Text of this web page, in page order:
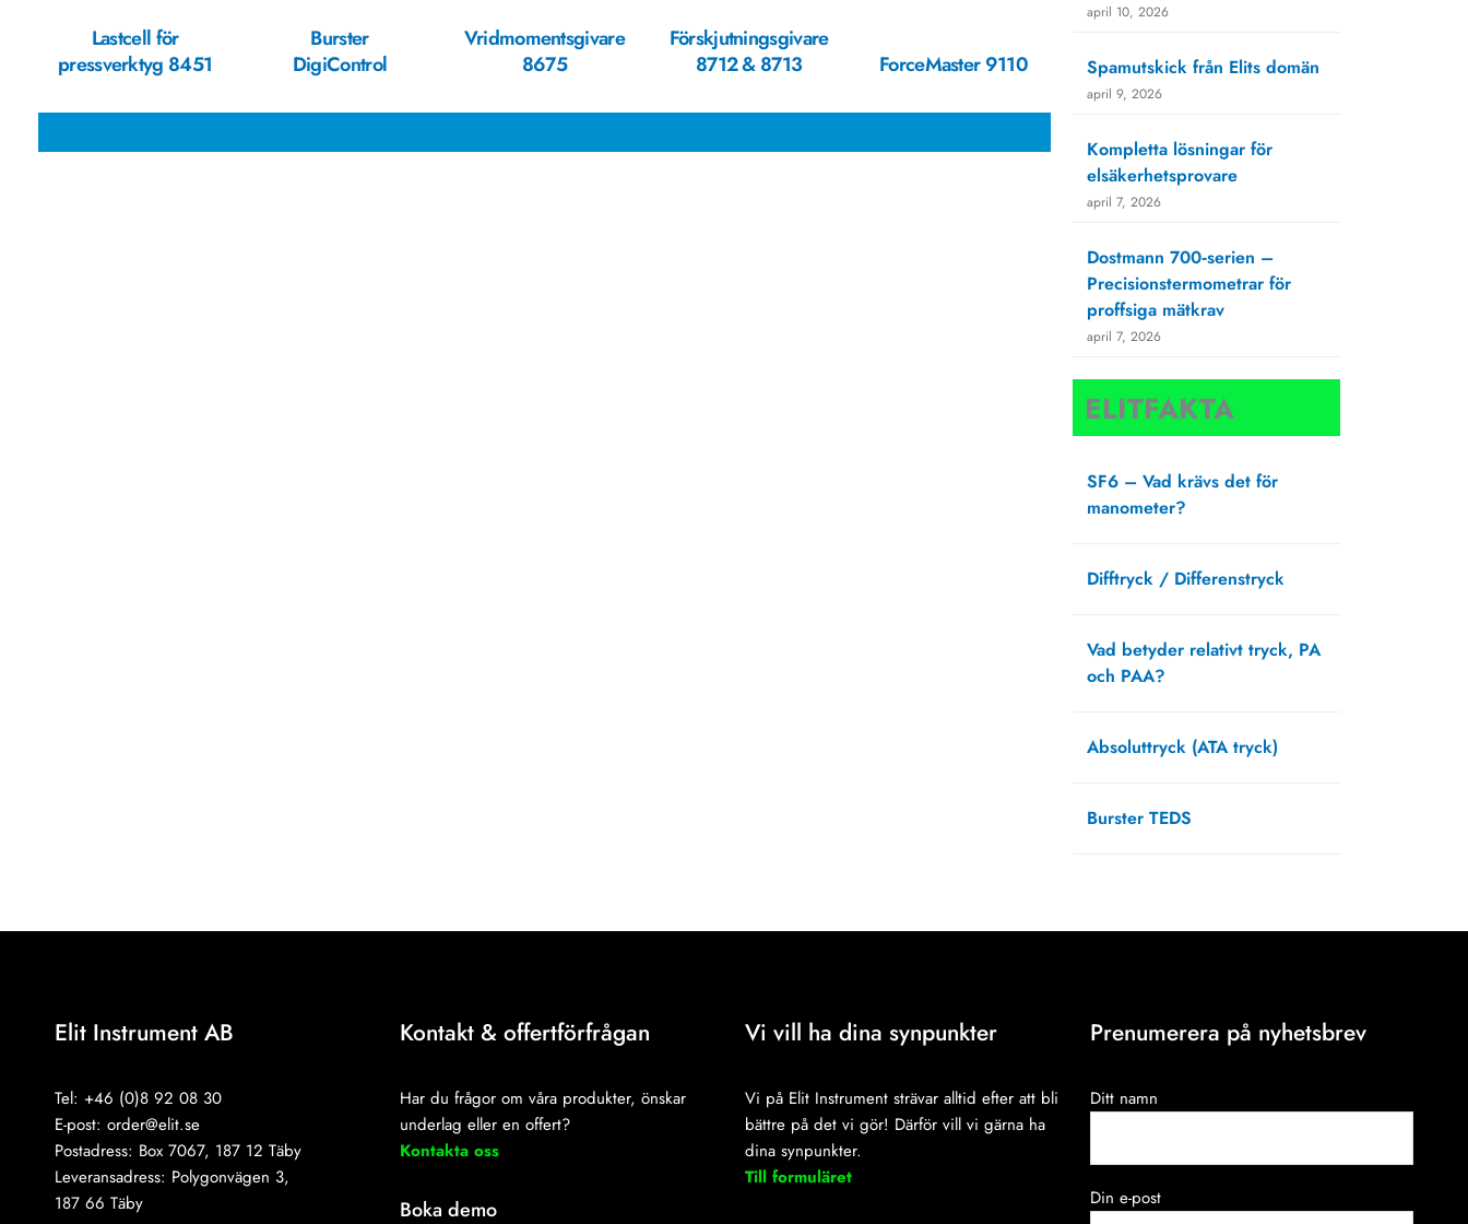
Lastcell för
pressverktyg 8451
Burster
DigiControl
Vridmomentsgivare
8675
Förskjutningsgivare
8712 & 8713
ForceMaster 9110
april 10, 2026
Spamutskick från Elits domän
april 9, 2026
Kompletta lösningar för
elsäkerhetsprovare
april 7, 2026
Dostmann 700‑serien –
Precisionstermometrar för
proffsiga mätkrav
april 7, 2026
ELITFAKTA
SF6 – Vad krävs det för
manometer?
Difftryck / Differenstryck
Vad betyder relativt tryck, PA
och PAA?
Absoluttryck (ATA tryck)
Burster TEDS
Elit Instrument AB
Tel: +46 (0)8 92 08 30
E-post: order@elit.se
Postadress: Box 7067, 187 12 Täby
Leveransadress: Polygonvägen 3,
187 66 Täby
Kontakt & offertförfrågan
Har du frågor om våra produkter, önskar
underlag eller en offert?
Kontakta oss
Boka demo
Vi vill ha dina synpunkter
Vi på Elit Instrument strävar alltid efter att bli
bättre på det vi gör! Därför vill vi gärna ha
dina synpunkter.
Till formuläret
Prenumerera på nyhetsbrev
Ditt namn
Din e-post